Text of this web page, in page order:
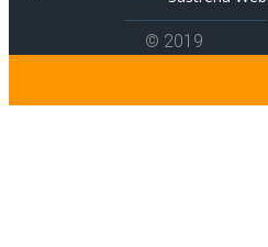
© 2019